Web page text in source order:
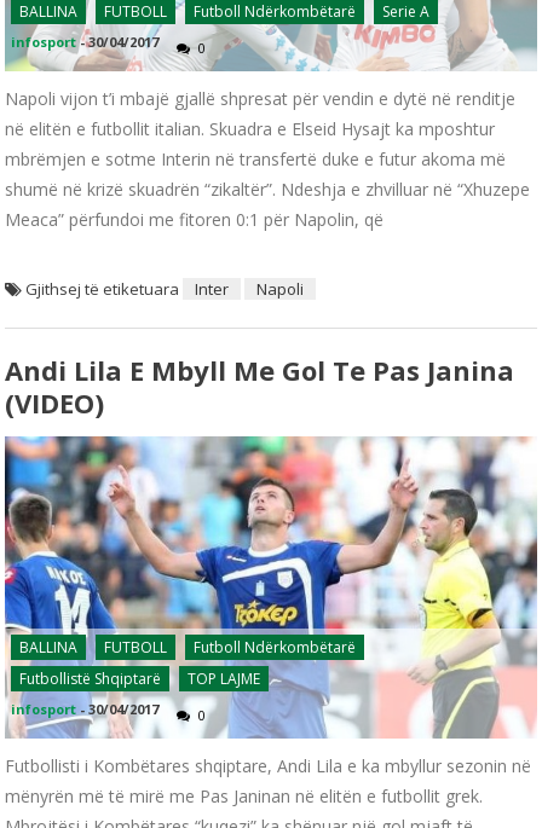
BALLINA FUTBOLL Futboll Ndërkombëtarë Serie A
infosport -30/04/2017 0
Napoli vijon t’i mbajë gjallë shpresat për vendin e dytë në renditje
në elitën e futbollit italian. Skuadra e Elseid Hysajt ka mposhtur
mbrëmjen e sotme Interin në transfertë duke e futur akoma më
shumë në krizë skuadrën “zikaltër”. Ndeshja e zhvilluar në “Xhuzepe
Meaca” përfundoi me fitoren 0:1 për Napolin, që
Gjithsej të etiketuara Inter Napoli
Andi Lila E Mbyll Me Gol Te Pas Janina
(VIDEO)
BALLINA FUTBOLL
Futboll Ndërkombëtarë
Futbollistë Shqiptarë
TOP LAJME
infosport -30/04/2017 0
Futbollisti i Kombëtares shqiptare, Andi Lila e ka mbyllur sezonin në
mënyrën më të mirë me Pas Janinan në elitën e futbollit grek.